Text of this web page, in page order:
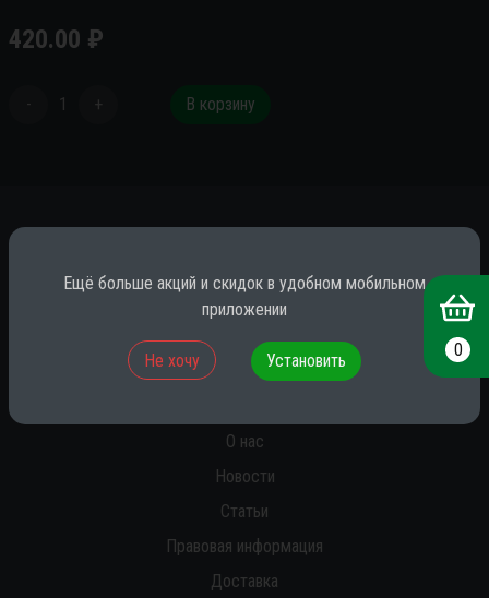
420.00 ₽
- 1 + В корзину
* принадлежит компании Meta (признана экстремистской на территории
РФ)
О нас
Новости
Статьи
Правовая информация
Доставка
0
Ещё больше акций и скидок в удобном мобильном
приложении
Не хочу Установить